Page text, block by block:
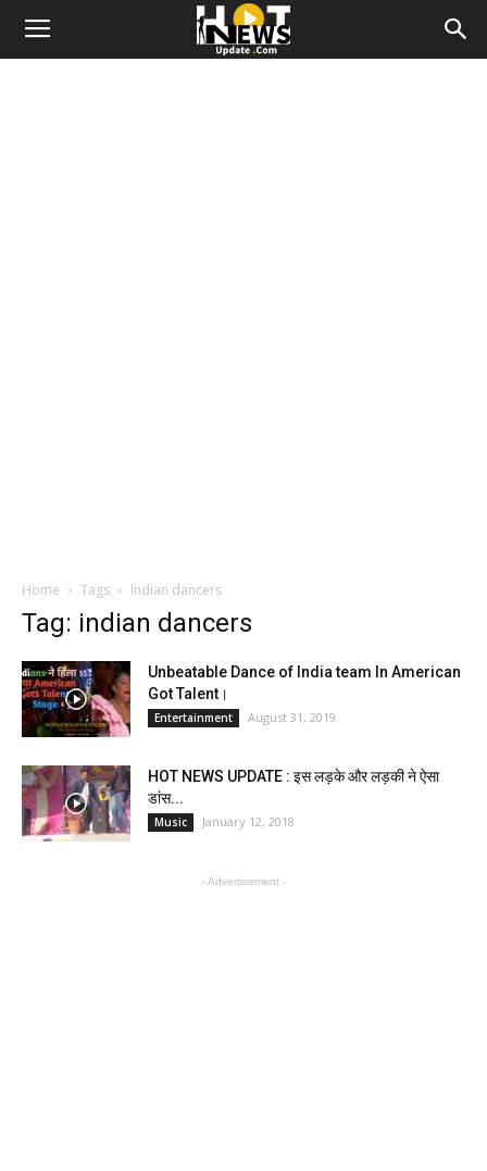
Home Tags Indian dancers
Tag: indian dancers
Unbeatable Dance of India team In American
Got Talent।
Entertainment August 31, 2019
HOT NEWS UPDATE : इस लड़के और लड़की ने ऐसा
डांस...
Music January 12, 2018
- Advertisement -